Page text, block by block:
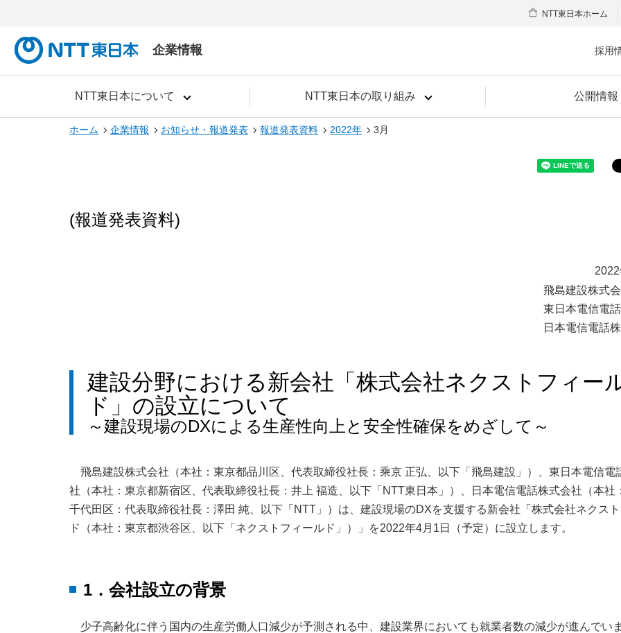
企業情報
NTT東日本について NTT東日本の取り組み 公開情報
NTT東日本ホーム
採用
ホーム 企業情報 お知らせ・報道発表 報道発表資料 2022年 3月
(報道発表資料)
飛島建設株式
東日本電信電
日本電信電話
建設分野における新会社「株式会社ネクストフィー
ド」の設立について
～建設現場のDXによる生産性向上と安全性確保をめざして～
飛島建設株式会社（本社：東京都品川区、代表取締役社長：乘京 正弘、以下「飛島建設」）、東日本電信電
社（本社：東京都新宿区、代表取締役社長：井上 福造、以下「NTT東日本」）、日本電信電話株式会社（本社
千代田区：代表取締役社長：澤田 純、以下「NTT」）は、建設現場のDXを支援する新会社「株式会社ネクス
ド（本社：東京都渋谷区、以下「ネクストフィールド」）」を2022年4月1日（予定）に設立します。
1．会社設立の背景
少子高齢化に伴う国内の生産労働人口減少が予測される中、建設業界においても就業者数の減少が進んでい